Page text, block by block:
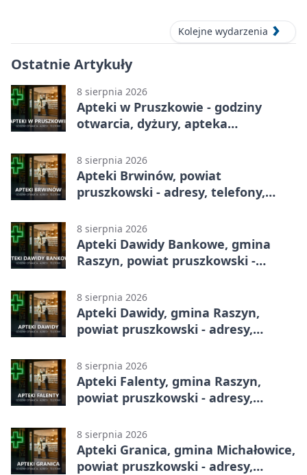
Kolejne wydarzenia
Ostatnie Artykuły
8 sierpnia 2026
Apteki w Pruszkowie - godziny
otwarcia, dyżury, apteka
8 sierpnia 2026
Apteki Brwinów, powiat
pruszkowski - adresy, telefony,
8 sierpnia 2026
Apteki Dawidy Bankowe, gmina
Raszyn, powiat pruszkowski -
8 sierpnia 2026
Apteki Dawidy, gmina Raszyn,
powiat pruszkowski - adresy,
8 sierpnia 2026
Apteki Falenty, gmina Raszyn,
powiat pruszkowski - adresy,
8 sierpnia 2026
Apteki Granica, gmina Michałowice,
powiat pruszkowski - adresy,